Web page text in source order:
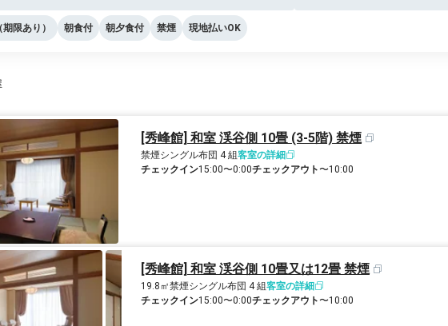
限あり） 朝食付 朝夕食付 禁煙 現地払いOK
[秀峰館] 和室 渓谷側 10畳 (3-5階) 禁煙
禁煙シングル布団 4 組客室の詳細
チェックイン15:00〜0:00チェックアウト〜10:00
[秀峰館] 和室 渓谷側 10畳又は12畳 禁煙
19.8㎡禁煙シングル布団 4 組客室の詳細
チェックイン15:00〜0:00チェックアウト〜10:00